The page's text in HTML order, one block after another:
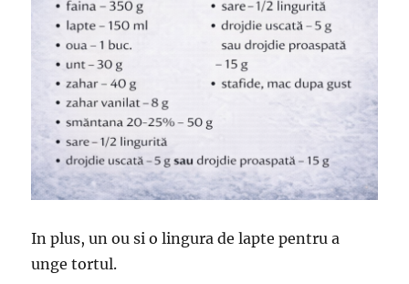
In plus, un ou si o lingura de lapte pentru a
unge tortul.